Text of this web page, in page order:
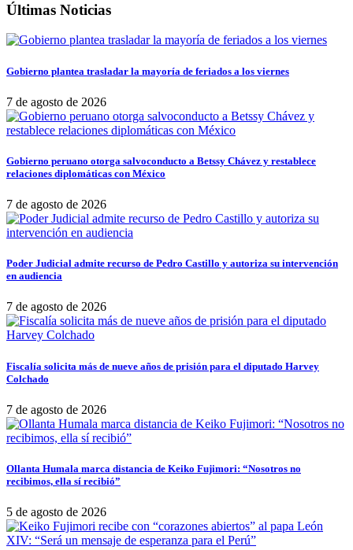
Últimas Noticias
Gobierno plantea trasladar la mayoría de feriados a los viernes
7 de agosto de 2026
Gobierno peruano otorga salvoconducto a Betssy Chávez y restablece
relaciones diplomáticas con México
7 de agosto de 2026
Poder Judicial admite recurso de Pedro Castillo y autoriza su intervención
en audiencia
7 de agosto de 2026
Fiscalía solicita más de nueve años de prisión para el diputado Harvey
Colchado
7 de agosto de 2026
Ollanta Humala marca distancia de Keiko Fujimori: “Nosotros no
recibimos, ella sí recibió”
5 de agosto de 2026